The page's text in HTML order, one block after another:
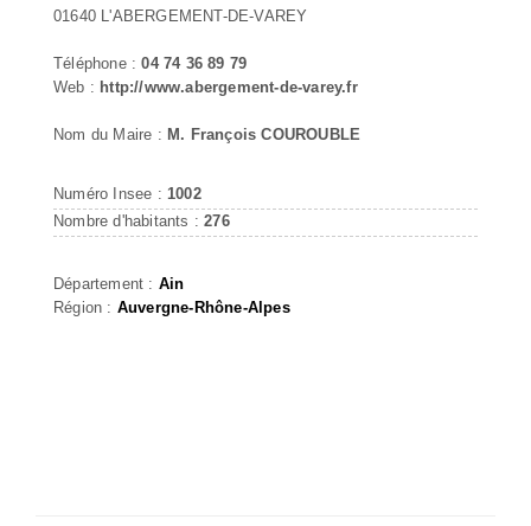
01640 L'ABERGEMENT-DE-VAREY
Téléphone :04 74 36 89 79
Web : http://www.abergement-de-varey.fr
Nom du Maire : M. François COUROUBLE
Numéro Insee : 1002
Nombre d'habitants :276
Département : Ain
Région : Auvergne-Rhône-Alpes